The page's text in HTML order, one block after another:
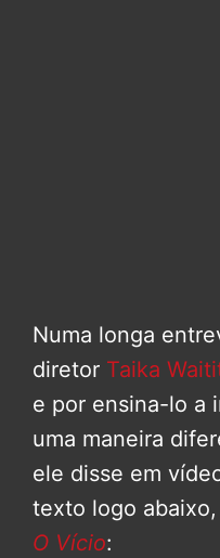
Numa longa
diretor Taika
e por ensina-lo a
uma maneira
ele disse em
texto logo
O Vício: